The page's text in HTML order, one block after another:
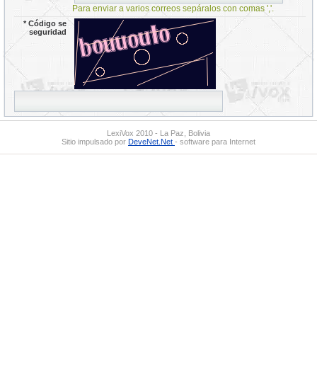
Para enviar a varios correos sepáralos con comas ','.
*Código se
seguridad
LexiVox 2010 - La Paz, Bolivia
Sitio impulsado por DeveNet.Net - software para Internet